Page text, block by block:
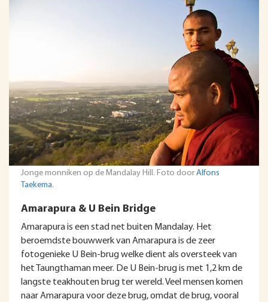
Jonge monniken op de Mandalay Hill. Foto doorAlfons
Taekema.
Amarapura & U Bein Bridge
Amarapura is een stad net buiten Mandalay. Het
beroemdste bouwwerk van Amarapura is de zeer
fotogenieke U Bein-brug welke dient als oversteek van
het Taungthaman meer. De U Bein-brug is met 1,2 km de
langste teakhouten brug ter wereld. Veel mensen komen
naar Amarapura voor deze brug, omdat de brug, vooral